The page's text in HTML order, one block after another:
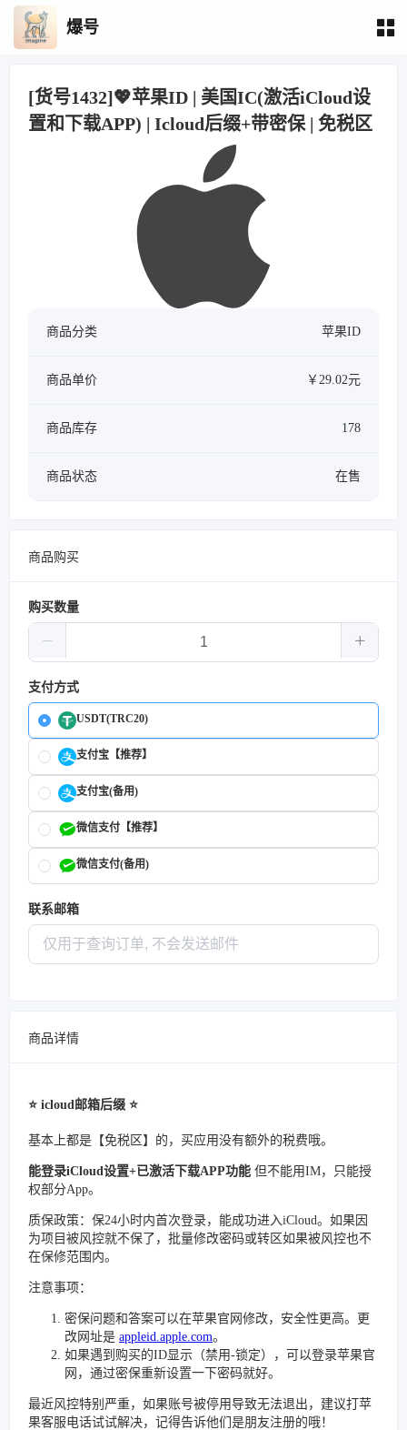
爆号
[货号1432]💖苹果ID | 美国IC(激活iCloud设
置和下载APP) | Icloud后缀+带密保 | 免税区
商品分类 苹果ID
商品单价 ￥29.02元
商品库存 178
商品状态 在售
商品购买
购买数量
支付方式
USDT(TRC20)
支付宝【推荐】
支付宝(备用)
微信支付【推荐】
微信支付(备用)
联系邮箱
商品详情
⭐️ icloud邮箱后缀 ⭐️
基本上都是【免税区】的，买应用没有额外的税费哦。
能登录iCloud设置+已激活下载APP功能 但不能用IM，只能授
权部分App。
质保政策：保24小时内首次登录，能成功进入iCloud。如果因
为项目被风控就不保了，批量修改密码或转区如果被风控也不
在保修范围内。
注意事项：
密保问题和答案可以在苹果官网修改，安全性更高。更
改网址是 appleid.apple.com。
如果遇到购买的ID显示（禁用-锁定），可以登录苹果官
网，通过密保重新设置一下密码就好。
最近风控特别严重，如果账号被停用导致无法退出，建议打苹
果客服电话试试解决，记得告诉他们是朋友注册的哦！